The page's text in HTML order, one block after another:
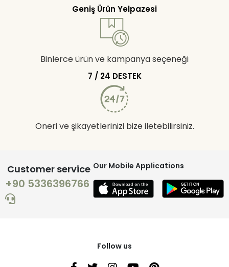
Geniş Ürün Yelpazesi
Binlerce ürün ve kampanya seçeneği
7 / 24 DESTEK
Öneri ve şikayetlerinizi bize iletebilirsiniz.
Customer service
+90 5336396766
Our Mobile Applications
Follow us